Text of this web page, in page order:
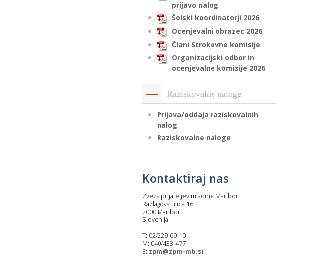
prijavo nalog
Šolski koordinatorji 2026
Ocenjevalni obrazec 2026
Člani Strokovne komisije
Organizacijski odbor in
ocenjevalne komisije 2026
Raziskovalne naloge
Prijava/oddaja raziskovalnih
nalog
Raziskovalne naloge
Kontaktiraj nas
Zveza prijateljev mladine Maribor
Razlagova ulica 16
2000 Maribor
Slovenija
T: 02/229-69-10
M: 040/433-477
E: zpm@zpm-mb.si